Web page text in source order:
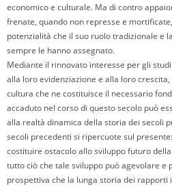
economico e culturale. Ma di contro
frenate, quando non represse e
potenzialità che il suo ruolo tradizionale e
sempre le hanno assegnato.
Mediante il rinnovato interesse per gli
alla loro evidenziazione e alla loro
cultura che ne costituisce il necessario
accaduto nel corso di questo secolo può
alla realtà dinamica della storia dei secoli
secoli precedenti si ripercuote sul
costituire ostacolo allo sviluppo futuro
tutto ciò che tale sviluppo può agevolare e
prospettiva che la lunga storia dei